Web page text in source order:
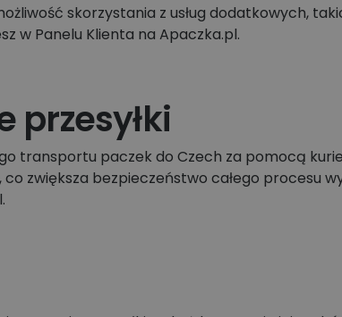
skorzystania z usług dodatkowych,
w Panelu Klienta na Apaczka.pl.
przesyłki
transportu paczek do Czech za pomocą
zwiększa bezpieczeństwo całego procesu